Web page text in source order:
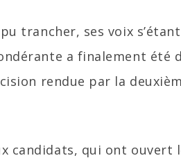
trancher, ses voix
a finalement été
rendue par la
candidats, qui ont ouvert